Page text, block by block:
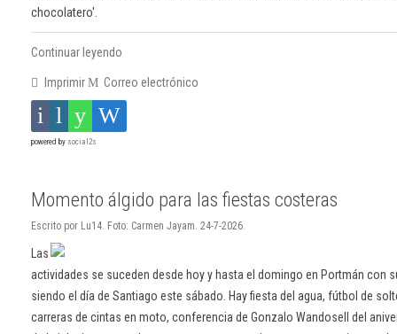
chocolatero'.
Continuar leyendo
Imprimir Correo electrónico
powered by social2s
Momento álgido para las fiestas costeras
Escrito por Lu14. Foto: Carmen Jayam. 24-7-2026.
Las
actividades se suceden desde hoy y hasta el domingo en Portmán con
siendo el día de Santiago este sábado. Hay fiesta del agua, fútbol de
carreras de cintas en moto, conferencia de Gonzalo Wandosell del